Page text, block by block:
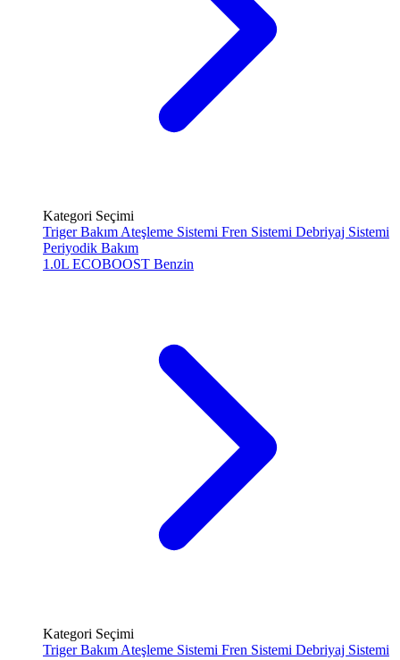
Kategori Seçimi
Triger Bakım Ateşleme Sistemi Fren Sistemi Debriyaj Sistemi
Periyodik Bakım
1.0L ECOBOOST Benzin
Kategori Seçimi
Triger Bakım Ateşleme Sistemi Fren Sistemi Debriyaj Sistemi